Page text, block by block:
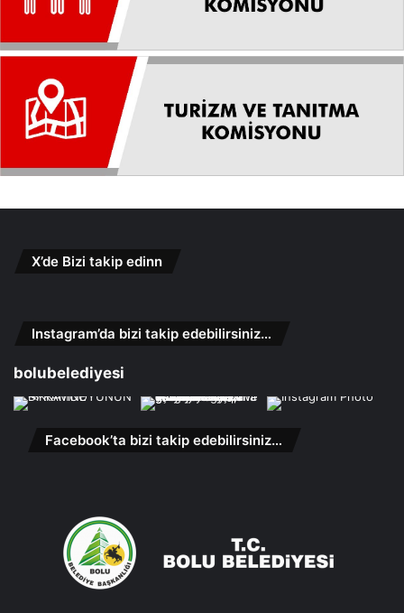
X’de Bizi takip edinn
Instagram’da bizi takip edebilirsiniz…
bolubelediyesi
Facebook’ta bizi takip edebilirsiniz…